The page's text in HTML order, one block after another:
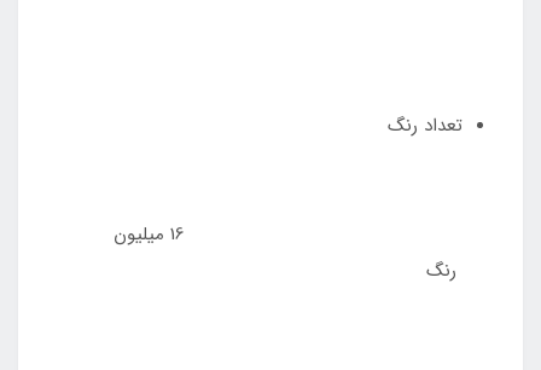
تعداد رنگ
16 میلیون
رنگ